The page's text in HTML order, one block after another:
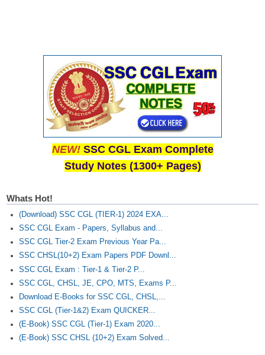
NEW! SSC CGL Exam Complete
Study Notes (1300+ Pages)
Whats Hot!
(Download) SSC CGL (TIER-1) 2024 EXA...
SSC CGL Exam - Papers, Syllabus and...
SSC CGL Tier-2 Exam Previous Year Pa...
SSC CHSL(10+2) Exam Papers PDF Downl...
SSC CGL Exam : Tier-1 & Tier-2 P...
SSC CGL, CHSL, JE, CPO, MTS, Exams P...
Download E-Books for SSC CGL, CHSL,...
SSC CGL (Tier-1&2) Exam QUICKER...
(E-Book) SSC CGL (Tier-1) Exam 2020...
(E-Book) SSC CHSL (10+2) Exam Solved...